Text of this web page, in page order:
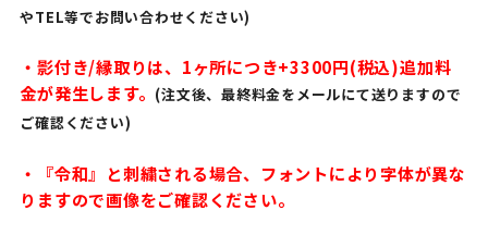
やTEL等でお問い合わせください)
・影付き/縁取りは、1ヶ所につき+3300円(税込)追加料
金が発生します。 (注文後、最終料金をメールにて送りますので
ご確認ください)
・『令和』と刺繍される場合、フォントにより字体が異な
りますので画像をご確認ください。